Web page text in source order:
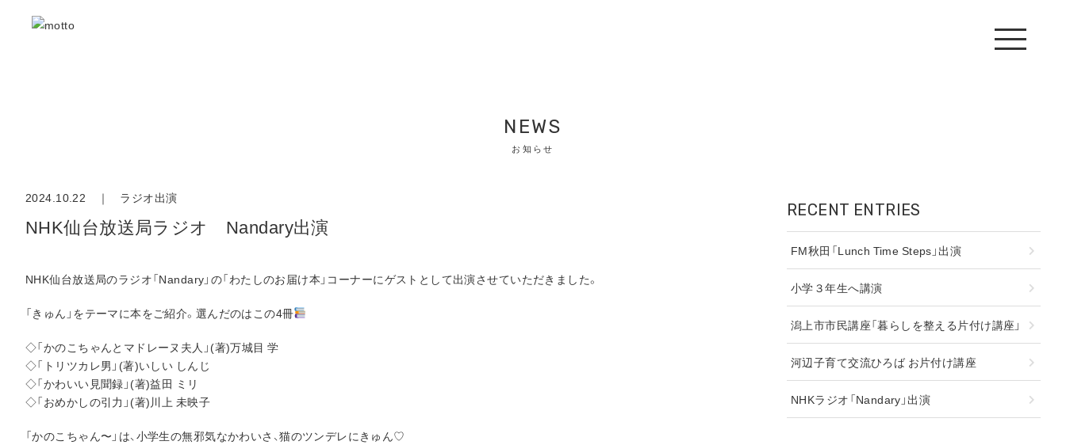
NEWS
お知らせ
2024.10.22 ｜ ラジオ出演
NHK仙台放送局ラジオ Nandary出演
NHK仙台放送局のラジオ「Nandary」の「わたしのお届け本」コーナーにゲストとして出演させていただきました。
「きゅん」をテーマに本をご紹介。選んだのはこの4冊
◇「かのこちゃんとマドレーヌ夫人」(著)万城目 学
◇「トリツカレ男」(著)いしい しんじ
◇「かわいい見聞録」(著)益田 ミリ
◇「おめかしの引力」(著)川上 未映子
「かのこちゃん〜」は、小学生の無邪気なかわいさ、猫のツンデレにきゅん♡
RECENT ENTRIES
FM秋田「Lunch Time Steps」出演
小学３年生へ講演
潟上市市民講座「暮らしを整える片付け講座」
河辺子育て交流ひろば お片付け講座
NHKラジオ「Nandary」出演